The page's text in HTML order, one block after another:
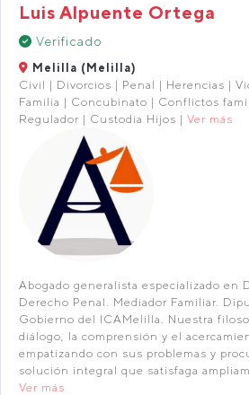
Luis Alpuente Ortega
Verificado
Melilla (Melilla)
Civil | Divorcios | Penal | Herencias |
Familia | Concubinato | Conflictos
Regulador | Custodia Hijos | Ver más
Abogado generalista especializado en
Derecho Penal. Mediador Familiar.
Gobierno del ICAMelilla. Nuestra
diálogo, la comprensión y el
empatizando con sus problemas y
solución integral que satisfaga
Ver más